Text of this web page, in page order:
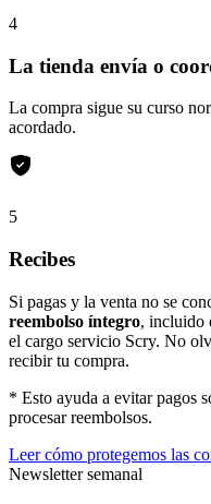
4
La tienda envía o
La compra sigue su curso
acordado.
5
Recibes
Si pagas y la venta no se
reembolso íntegro, incluido
el cargo servicio Scry. No
recibir tu compra.
* Esto ayuda a evitar pagos
procesar reembolsos.
Leer cómo protegemos las
Newsletter semanal